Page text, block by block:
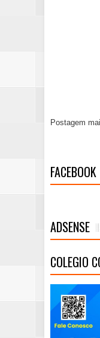
Postagem
FACEBOOK
ADSENSE
COLEGIO